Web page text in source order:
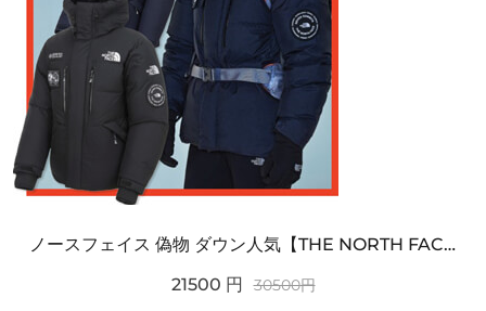
ノースフェイス 偽物 ダウン人気【THE NORTH FACE】M'S 7 SUMMIT HIM...
21500 円 30500円